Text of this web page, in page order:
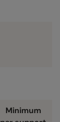
Minimum